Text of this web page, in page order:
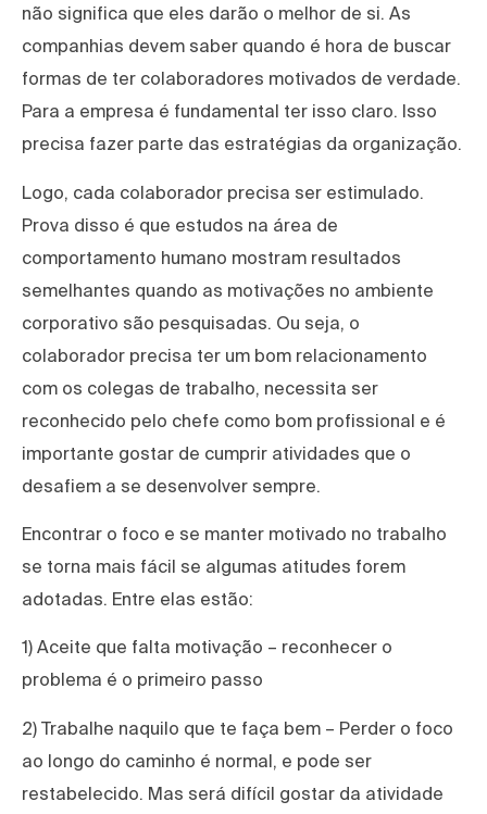
não significa que eles darão o melhor de si. As
companhias devem saber quando é hora de buscar
formas de ter colaboradores motivados de verdade.
Para a empresa é fundamental ter isso claro. Isso
precisa fazer parte das estratégias da organização.
Logo, cada colaborador precisa ser estimulado.
Prova disso é que estudos na área de
comportamento humano mostram resultados
semelhantes quando as motivações no ambiente
corporativo são pesquisadas. Ou seja, o
colaborador precisa ter um bom relacionamento
com os colegas de trabalho, necessita ser
reconhecido pelo chefe como bom profissional e é
importante gostar de cumprir atividades que o
desafiem a se desenvolver sempre.
Encontrar o foco e se manter motivado no trabalho
se torna mais fácil se algumas atitudes forem
adotadas. Entre elas estão:
1) Aceite que falta motivação – reconhecer o
problema é o primeiro passo
2) Trabalhe naquilo que te faça bem – Perder o foco
ao longo do caminho é normal, e pode ser
restabelecido. Mas será difícil gostar da atividade